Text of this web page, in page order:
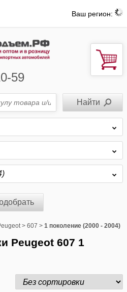
Ваш регион:
59
> 607 > 1 поколение (2000 - 2004)